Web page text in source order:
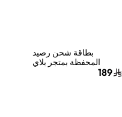
بطاقة شحن رصيد
المحفظة بمتجر بلاي
ستيشن سوني السعودية
189